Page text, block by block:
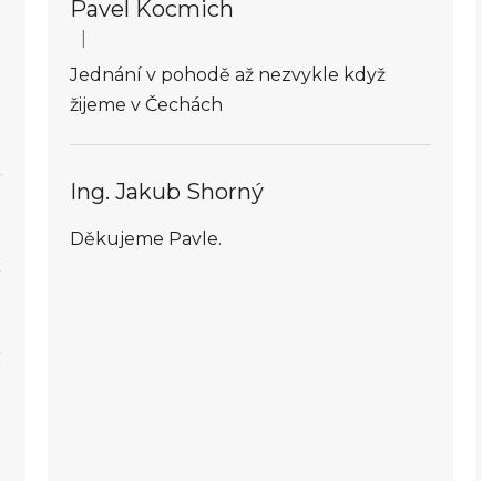
Pavel Kocmich
Hodnocení obchodu je 5 z 5 hvězdiček.
Jednání v pohodě až nezvykle když
žijeme v Čechách
Ing. Jakub Shorný
Děkujeme Pavle.